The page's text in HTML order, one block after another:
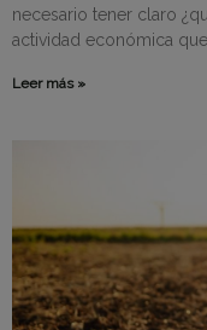
necesario tener claro
actividad económica que
Leer más »